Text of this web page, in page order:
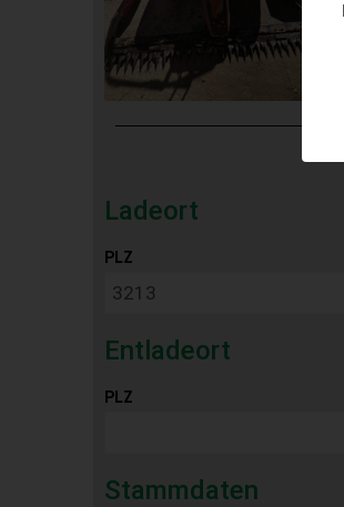
Ladeort
PLZ
Entladeort
PLZ
Stammdaten